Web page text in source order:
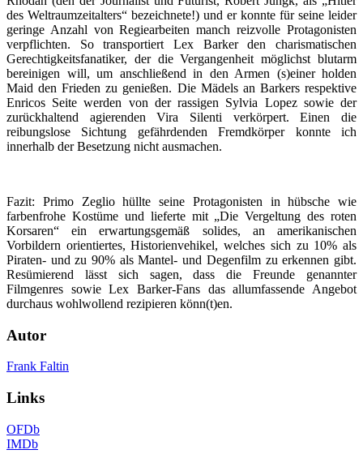
des Weltraumzeitalters“ bezeichnete!) und er konnte für seine leider
geringe Anzahl von Regiearbeiten manch reizvolle Protagonisten
verpflichten. So transportiert Lex Barker den charismatischen
Gerechtigkeitsfanatiker, der die Vergangenheit möglichst blutarm
bereinigen will, um anschließend in den Armen (s)einer holden
Maid den Frieden zu genießen. Die Mädels an Barkers respektive
Enricos Seite werden von der rassigen Sylvia Lopez sowie der
zurückhaltend agierenden Vira Silenti verkörpert. Einen die
reibungslose Sichtung gefährdenden Fremdkörper konnte ich
innerhalb der Besetzung nicht ausmachen.
Fazit: Primo Zeglio hüllte seine Protagonisten in hübsche wie
farbenfrohe Kostüme und lieferte mit „Die Vergeltung des roten
Korsaren“ ein erwartungsgemäß solides, an amerikanischen
Vorbildern orientiertes, Historienvehikel, welches sich zu 10% als
Piraten- und zu 90% als Mantel- und Degenfilm zu erkennen gibt.
Resümierend lässt sich sagen, dass die Freunde genannter
Filmgenres sowie Lex Barker-Fans das allumfassende Angebot
durchaus wohlwollend rezipieren könn(t)en.
Autor
Frank Faltin
Links
OFDb
IMDb